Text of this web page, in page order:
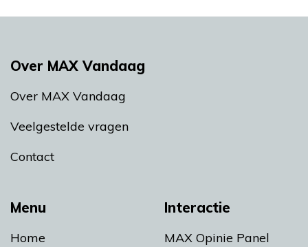
Menu
Home
Interactie
MAX Opinie Panel
Over MAX Vandaag
Over MAX Vandaag
Veelgestelde vragen
Contact